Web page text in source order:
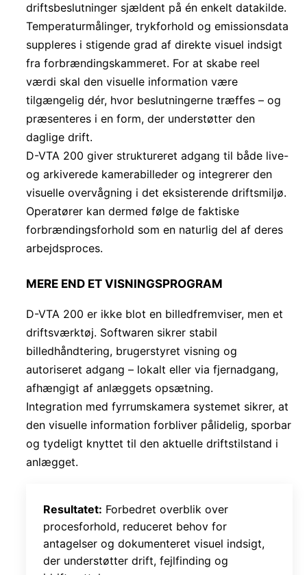
driftsbeslutninger sjældent på én enkelt datakilde.
Temperaturmålinger, trykforhold og emissionsdata
suppleres i stigende grad af direkte visuel indsigt
fra forbrændingskammeret. For at skabe reel
værdi skal den visuelle information være
tilgængelig dér, hvor beslutningerne træffes – og
præsenteres i en form, der understøtter den
daglige drift.
D-VTA 200 giver struktureret adgang til både live-
og arkiverede kamerabilleder og integrerer den
visuelle overvågning i det eksisterende driftsmiljø.
Operatører kan dermed følge de faktiske
forbrændingsforhold som en naturlig del af deres
arbejdsproces.
MERE END ET VISNINGSPROGRAM
D-VTA 200 er ikke blot en billedfremviser, men et
driftsværktøj. Softwaren sikrer stabil
billedhåndtering, brugerstyret visning og
autoriseret adgang – lokalt eller via fjernadgang,
afhængigt af anlæggets opsætning.
Integration med fyrrumskamera systemet sikrer, at
den visuelle information forbliver pålidelig, sporbar
og tydeligt knyttet til den aktuelle driftstilstand i
anlægget.
Resultatet: Forbedret overblik over
procesforhold, reduceret behov for
antagelser og dokumenteret visuel indsigt,
der understøtter drift, fejlfinding og